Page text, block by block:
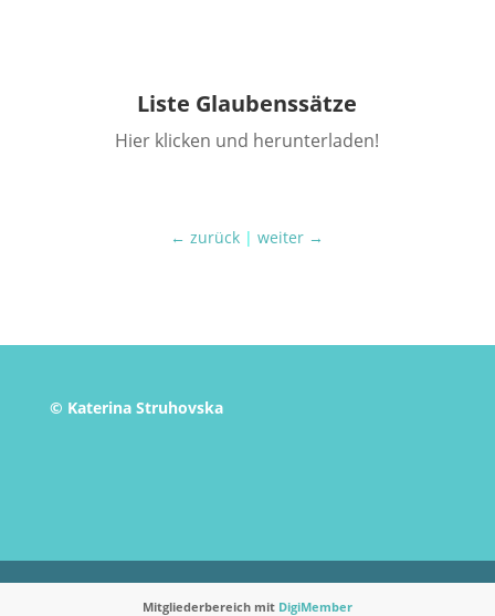
Liste Glaubenssätze
Hier klicken und herunterladen!
← zurück |weiter →
© Katerina Struhovska
Mitgliederbereich mit DigiMember